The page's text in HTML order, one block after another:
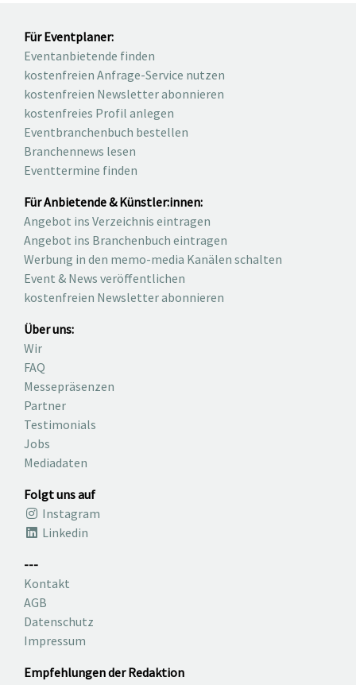
Für Eventplaner:
Eventanbietende finden
kostenfreien Anfrage-Service nutzen
kostenfreien Newsletter abonnieren
kostenfreies Profil anlegen
Eventbranchenbuch bestellen
Branchennews lesen
Eventtermine finden
Für Anbietende & Künstler:innen:
Angebot ins Verzeichnis eintragen
Angebot ins Branchenbuch eintragen
Werbung in den memo-media Kanälen schalten
Event & News veröffentlichen
kostenfreien Newsletter abonnieren
Über uns:
Wir
FAQ
Messepräsenzen
Partner
Testimonials
Jobs
Mediadaten
Folgt uns auf
Instagram
Linkedin
---
Kontakt
AGB
Datenschutz
Impressum
Empfehlungen der Redaktion